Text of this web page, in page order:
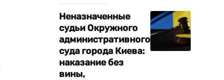
Неназначенные
судьи Окружного
административного
суда города Киева:
наказание без
вины,